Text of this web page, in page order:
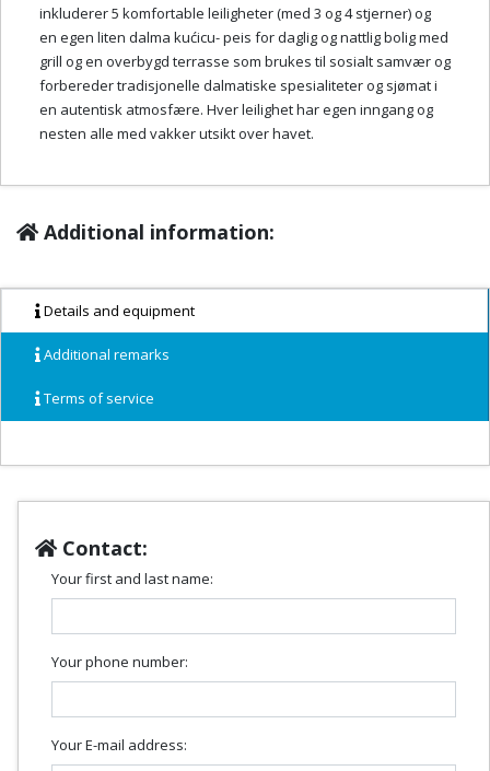
inkluderer 5 komfortable leiligheter (med 3 og 4 stjerner) og
en egen liten dalma kućicu- peis for daglig og nattlig bolig med
grill og en overbygd terrasse som brukes til sosialt samvær og
forbereder tradisjonelle dalmatiske spesialiteter og sjømat i
en autentisk atmosfære. Hver leilighet har egen inngang og
nesten alle med vakker utsikt over havet.
Additional information:
Details and equipment
Additional remarks
Terms of service
Contact:
Your first and last name:
Your phone number:
Your E-mail address: